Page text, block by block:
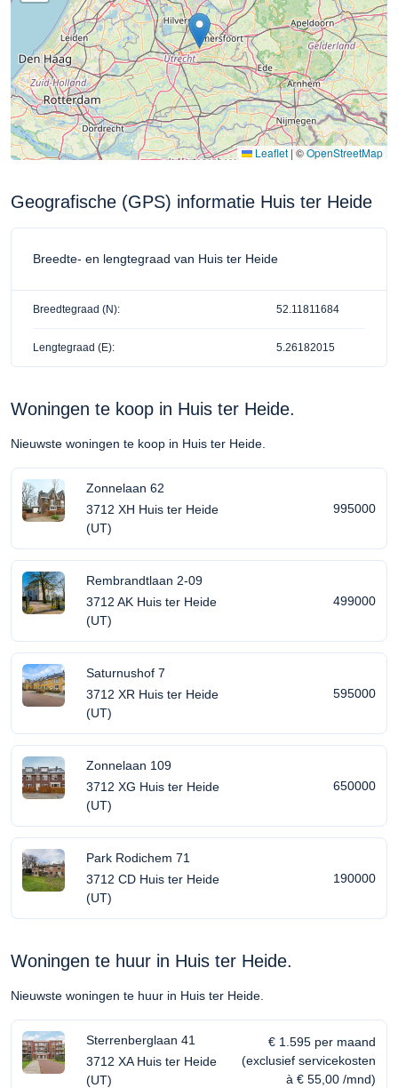
Leaflet |©OpenStreetMap
Geografische (GPS) informatie Huis ter Heide
Breedte- en lengtegraad van Huis ter Heide
Breedtegraad (N): 52.11811684
Lengtegraad (E): 5.26182015
Woningen te koop in Huis ter Heide.
Nieuwste woningen te koop in Huis ter Heide.
Zonnelaan 62
3712 XH Huis ter Heide
(UT)
995000
Rembrandtlaan 2-09
3712 AK Huis ter Heide
(UT)
499000
Saturnushof 7
3712 XR Huis ter Heide
(UT)
595000
Zonnelaan 109
3712 XG Huis ter Heide
(UT)
650000
Park Rodichem 71
3712 CD Huis ter Heide
(UT)
190000
Woningen te huur in Huis ter Heide.
Nieuwste woningen te huur in Huis ter Heide.
Sterrenberglaan 41
3712 XA Huis ter Heide
(UT)
€ 1.595 per maand
(exclusief servicekosten
à € 55,00 /mnd)